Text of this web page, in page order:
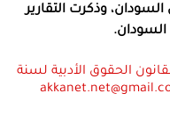
وذكرت التقارير
السودان.
المضامين بموجب بند 27 أ لقانون الحقوق الأدبية لسنة